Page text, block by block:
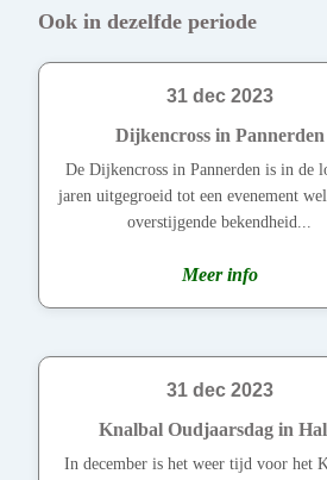
Ook in dezelfde periode
31 dec 2023
Dijkencross in Pannerden
De Dijkencross in Pannerden is in de
jaren uitgegroeid tot een evenement
overstijgende bekendheid...
Meer info
31 dec 2023
Knalbal Oudjaarsdag in
In december is het weer tijd voor het